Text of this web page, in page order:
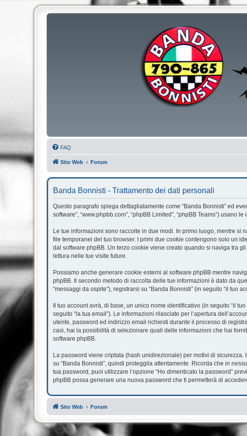
FAQ
Sito Web Forum
Banda Bonnisti - Trattamento dei dati personali
Questo paragrafo spiega dettagliatamente come “Banda Bonnisti” ed
software”, “www.phpbb.com”, “phpBB Limited”, “phpBB Teams”)
Le tue informazioni sono raccolte in due modi. In primo luogo, mentre si
file temporanei del tuo browser. I primi due cookie contengono solo un
dal software phpBB. Un terzo cookie viene creato quando si naviga tra
lettura nelle tue visite future.
Possiamo anche generare cookie esterni al software phpBB mentre
phpBB. Il secondo metodo di raccolta delle tue informazioni è dato da
“messaggi da ospite”), registrarsi su “Banda Bonnisti” (in seguito “il tuo
Il tuo account avrà, di base, un unico nome identificativo (in seguito “il
seguito “la tua email”). Le informazioni rilasciate per l’apertura
utente, password ed indirizzo email richiesti durante il processo di
casi, hai la possibilità di selezionare quali delle informazioni che hai
software phpBB.
La password viene criptata (hash unidirezionale) per motivi di
su “Banda Bonnisti”, quindi proteggila attentamente. Ricorda che in
tua password, puoi utilizzare l’opzione “Ho dimenticato la password”
phpBB possa generare una nuova password che ti permetterà di
Sito Web Forum